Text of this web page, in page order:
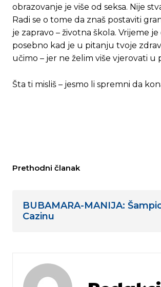
obrazovanje je više od seksa. Nije
Radi se o tome da znaš postaviti
je zapravo – životna škola. Vrijeme
posebno kad je u pitanju tvoje
učimo – jer ne želim više vjerovati u
Šta ti misliš – jesmo li spremni da
Prethodni članak
BUBAMARA-MANIJA:
Cazinu